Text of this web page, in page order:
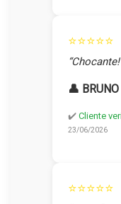
⭐⭐⭐⭐⭐
👤
✔️ Cliente
23/06/2026
⭐⭐⭐⭐⭐